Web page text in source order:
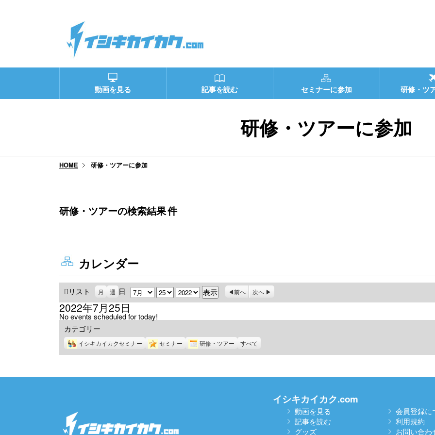
動画を見る 記事を読む セミナーに参加 研修・ツ
研修・ツアーに参加
HOME 研修・ツアーに参加
研修・ツアーの検索結果件
カレンダー
リスト
示
月 週 日 月 日 年 前へ 次へ
2022年7月25日
No events scheduled for today!
カテゴリー
イシキカイカクセミナー セミナー 研修・ツアー すべて
イシキカイカク.com
動画を見る
記事を読む
グッズ
会員登録に
利用規約
お問い合わ